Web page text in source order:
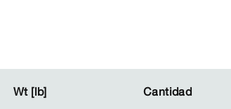
Wt [lb] Cantidad
Wt [lb] Cantidad